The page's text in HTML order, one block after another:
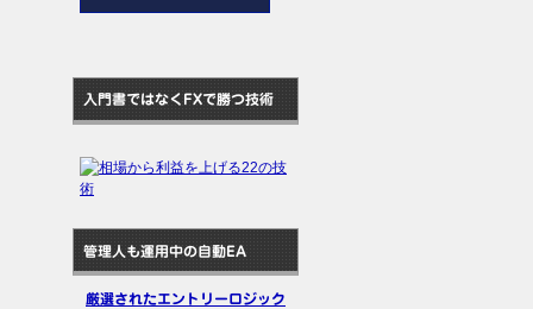
入門書ではなくFXで勝つ技術
管理人も運用中の自動EA
厳選されたエントリーロジック